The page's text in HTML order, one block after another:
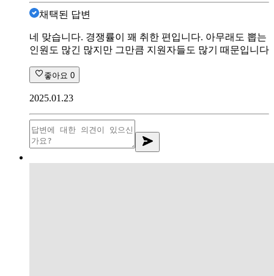
채택된 답변
네 맞습니다. 경쟁률이 꽤 취한 편입니다. 아무래도 뽑는
인원도 많긴 많지만 그만큼 지원자들도 많기 때문입니다
좋아요 0
2025.01.23